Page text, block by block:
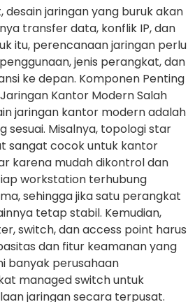
jaringan yang buruk akan
transfer data, konflik IP, dan
itu, perencanaan jaringan perlu
jenis perangkat, dan
ke depan. Komponen Penting
Kantor Modern Salah
jaringan kantor modern adalah
sesuai. Misalnya, topologi star
sangat cocok untuk kantor
karena mudah dikontrol dan
workstation terhubung
sehingga jika satu perangkat
tetap stabil. Kemudian,
switch, dan access point harus
dan fitur keamanan yang
banyak perusahaan
managed switch untuk
jaringan secara terpusat.